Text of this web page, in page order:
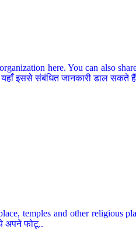
here. You can also
यहाँ इससे संबंधित जानकारी डाल सकते
temples and other religious
अपने फोटू..